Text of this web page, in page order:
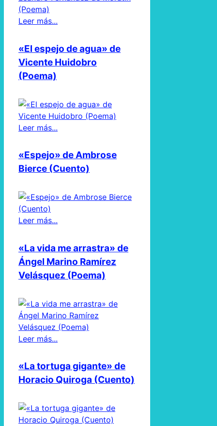
Leer más...
«El espejo de agua» de
Vicente Huidobro
(Poema)
Leer más...
«Espejo» de Ambrose
Bierce (Cuento)
Leer más...
«La vida me arrastra» de
Ángel Marino Ramírez
Velásquez (Poema)
Leer más...
«La tortuga gigante» de
Horacio Quiroga (Cuento)